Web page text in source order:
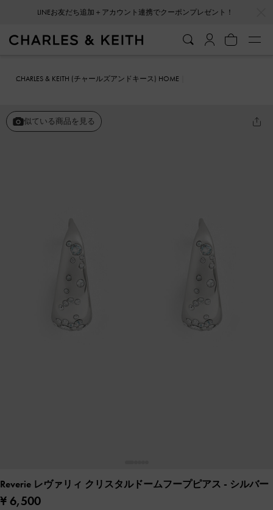
LINEお友だち追加＋アカウント連携でクーポンプレゼント！
CHARLES & KEITH (チャールズアンドキース) HOME
似ている商品を見る
Reverie レヴァリィ クリスタルドームフープピアス - シルバー
¥ 6,500